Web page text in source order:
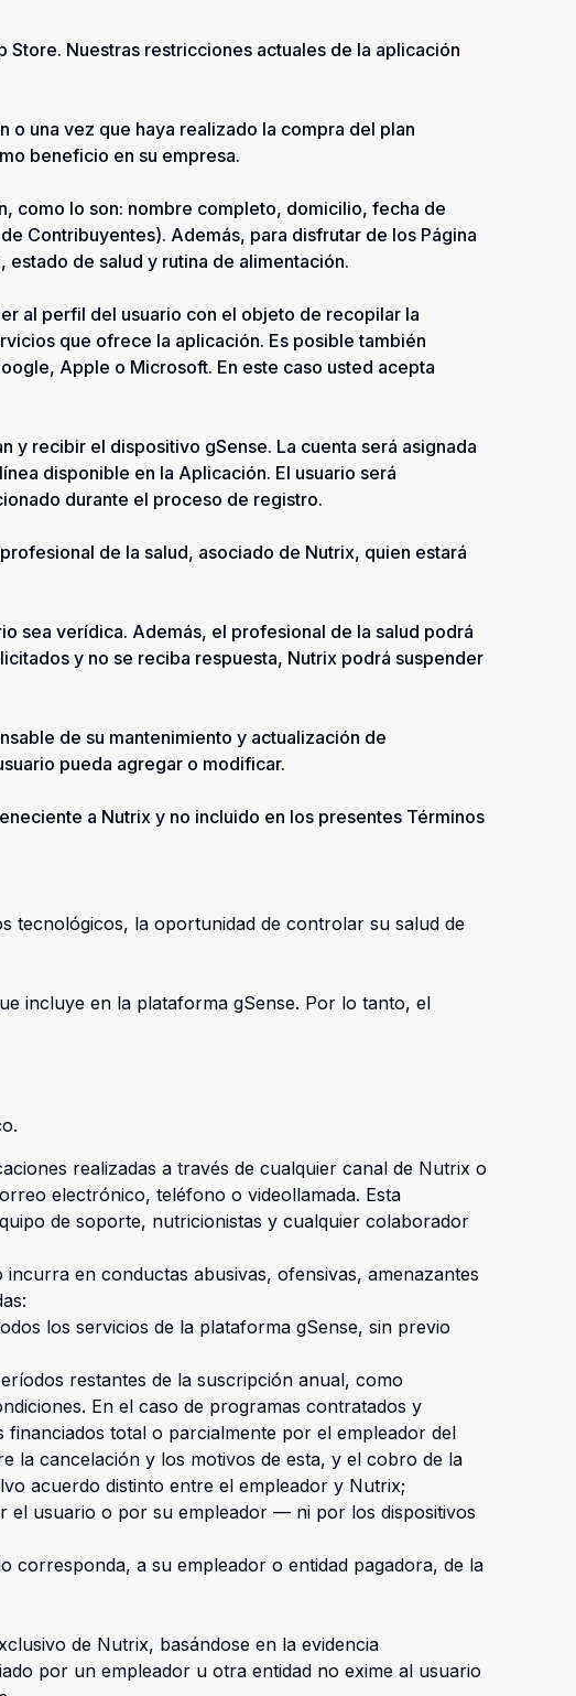
Nuestras restricciones actuales de la aplicación
una vez que haya realizado la compra del plan
beneficio en su empresa.
como lo son: nombre completo, domicilio, fecha de
Contribuyentes). Además, para disfrutar de los Página
de salud y rutina de alimentación.
al perfil del usuario con el objeto de recopilar la
que ofrece la aplicación. Es posible también
Apple o Microsoft. En este caso usted acepta
y recibir el dispositivo gSense. La cuenta será asignada
disponible en la Aplicación. El usuario será
durante el proceso de registro.
de la salud, asociado de Nutrix, quien estará
sea verídica. Además, el profesional de la salud podrá
y no se reciba respuesta, Nutrix podrá suspender
de su mantenimiento y actualización de
pueda agregar o modificar.
a Nutrix y no incluido en los presentes Términos
tecnológicos, la oportunidad de controlar su salud de
incluye en la plataforma gSense. Por lo tanto, el
realizadas a través de cualquier canal de Nutrix o
electrónico, teléfono o videollamada. Esta
de soporte, nutricionistas y cualquier colaborador
en conductas abusivas, ofensivas, amenazantes
los servicios de la plataforma gSense, sin previo
restantes de la suscripción anual, como
En el caso de programas contratados y
total o parcialmente por el empleador del
la cancelación y los motivos de esta, y el cobro de la
acuerdo distinto entre el empleador y Nutrix;
el usuario o por su empleador — ni por los dispositivos
corresponda, a su empleador o entidad pagadora, de la
de Nutrix, basándose en la evidencia
por un empleador u otra entidad no exime al usuario